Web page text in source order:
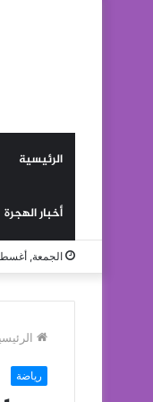
الرئيسية
أخبار الهجرة
الجمعة, أغسطس 7
رياضة